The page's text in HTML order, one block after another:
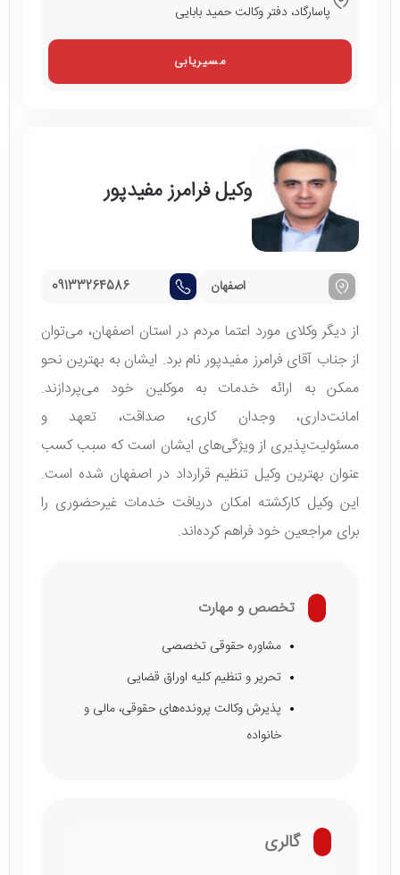
پاسارگاد، دفتر وکالت حمید بابایی
مسیریابی
وکیل فرامرز مفیدپور
اصفهان 09133264586
از دیگر وکلای مورد اعتما مردم در استان اصفهان، می‌توان
از جناب آقای فرامرز مفیدپور نام برد. ایشان به بهترین نحو
ممکن به ارائه خدمات به موکلین خود می‌پردازند.
امانت‌داری، وجدان کاری، صداقت، تعهد و
مسئولیت‌پذیری از ویژگی‌های ایشان است که سبب کسب
عنوان بهترین وکیل تنظیم قرارداد در اصفهان شده است.
این وکیل کارکشته امکان دریافت خدمات غیرحضوری را
برای مراجعین خود فراهم کرده‌اند.
تخصص و مهارت
مشاوره حقوقی تخصصی
تحریر و تنظیم کلیه اوراق قضایی
پذیرش وکالت پرونده‌های حقوقی، مالی و
خانواده
گالری